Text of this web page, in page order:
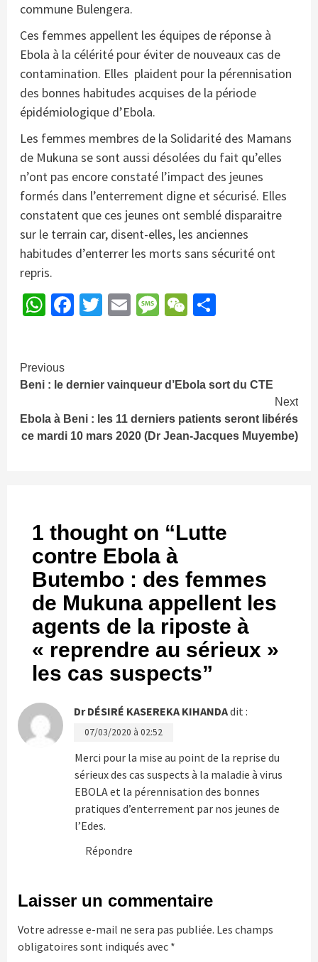
commune Bulengera.
Ces femmes appellent les équipes de réponse à
Ebola à la célérité pour éviter de nouveaux cas de
contamination. Elles plaident pour la pérennisation
des bonnes habitudes acquises de la période
épidémiologique d’Ebola.
Les femmes membres de la Solidarité des Mamans
de Mukuna se sont aussi désolées du fait qu’elles
n’ont pas encore constaté l’impact des jeunes
formés dans l’enterrement digne et sécurisé. Elles
constatent que ces jeunes ont semblé disparaitre
sur le terrain car, disent-elles, les anciennes
habitudes d’enterrer les morts sans sécurité ont
repris.
WhatsApp
Facebook
Twitter
EmailMessage
WeChat
Continue
Reading
Previous
Beni : le dernier vainqueur d’Ebola sort du CTE
Next
Ebola à Beni : les 11 derniers patients seront libérés
ce mardi 10 mars 2020 (Dr Jean-Jacques Muyembe)
1 thought on “Lutte
contre Ebola à
Butembo : des femmes
de Mukuna appellent les
agents de la riposte à
« reprendre au sérieux »
les cas suspects”
Dr DÉSIRÉ KASEREKA KIHANDAdit :
07/03/2020 à 02:52
Merci pour la mise au point de la reprise du
sérieux des cas suspects à la maladie à virus
EBOLA et la pérennisation des bonnes
pratiques d’enterrement par nos jeunes de
l’Edes.
Répondre
Laisser un commentaire
Votre adresse e-mail ne sera pas publiée. Les champs
obligatoires sont indiqués avec *